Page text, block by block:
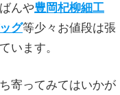
んや豊岡杞柳細工
グ等少々お値段は張
います。
寄ってみてはいかが